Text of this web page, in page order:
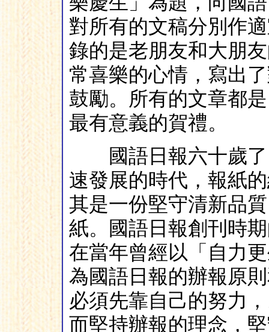
對所有的文稿分別作
錄的是老朋友和大朋
常喜樂的心情，寫出
鼓勵。所有的文章都
最有意義的賀禮。
國語日報六十歲了
速發展的時代，報紙
其是一份堅守清新品
紙。國語日報創刊時
在當年曾經以「自力
為國語日報的辦報原
必須先靠自己的努力
而堅持辦報的理念，